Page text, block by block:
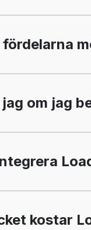
fördelarna
om jag
kostar